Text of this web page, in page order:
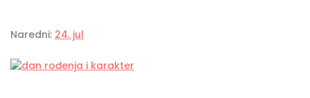
Naredni: 24. jul